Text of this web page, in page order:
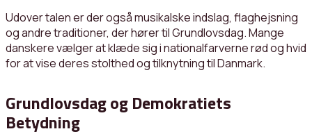
Udover talen er der også musikalske indslag, flaghejsning
og andre traditioner, der hører til Grundlovsdag. Mange
danskere vælger at klæde sig i nationalfarverne rød og hvid
for at vise deres stolthed og tilknytning til Danmark.
Grundlovsdag og Demokratiets
Betydning